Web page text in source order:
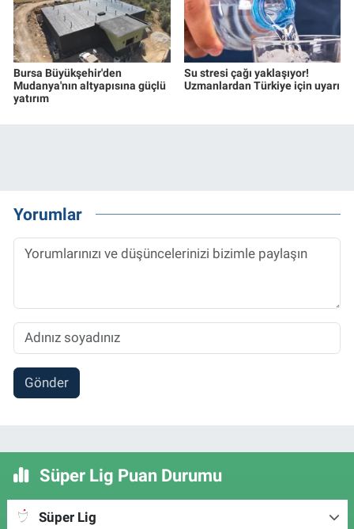
Bursa Büyükşehir'den
Mudanya'nın altyapısına güçlü
yatırım
Su stresi çağı yaklaşıyor!
Uzmanlardan Türkiye için uyarı
Yorumlar
Gönder
Süper Lig Puan Durumu
Süper Lig